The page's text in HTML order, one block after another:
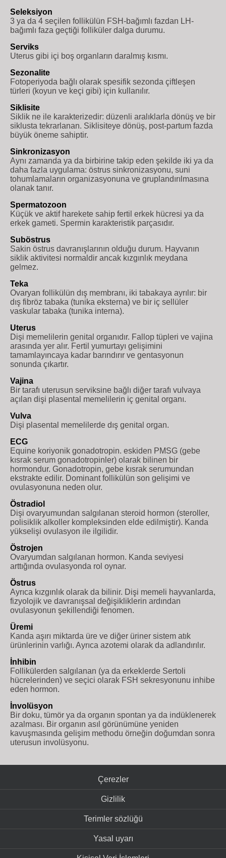
Seleksiyon
3 ya da 4 seçilen follikülün FSH-bağımlı fazdan LH-
bağımlı faza geçtiği folliküler dalga durumu.
Serviks
Uterus gibi içi boş organların daralmış kısmı.
Sezonalite
Fotoperiyoda bağlı olarak spesifik sezonda çiftleşen
türleri (koyun ve keçi gibi) için kullanılır.
Siklisite
Siklik ne ile karakterizedir: düzenli aralıklarla dönüş ve bir
siklusta tekrarlanan. Siklisiteye dönüş, post-partum fazda
büyük öneme sahiptir.
Sinkronizasyon
Aynı zamanda ya da birbirine takip eden şekilde iki ya da
daha fazla uygulama: östrus sinkronizasyonu, suni
tohumlamaların organizasyonuna ve gruplandırılmasına
olanak tanır.
Spermatozoon
Küçük ve aktif harekete sahip fertil erkek hücresi ya da
erkek gameti. Spermin karakteristik parçasıdır.
Suböstrus
Sakin östrus davranışlarının olduğu durum. Hayvanın
siklik aktivitesi normaldir ancak kızgınlık meydana
gelmez.
Teka
Ovaryan follikülün dış membranı, iki tabakaya ayrılır: bir
dış fibröz tabaka (tunika eksterna) ve bir iç sellüler
vaskular tabaka (tunika interna).
Uterus
Dişi memelilerin genital organıdır. Fallop tüpleri ve vajina
arasında yer alır. Fertil yumurtayı gelişimini
tamamlayıncaya kadar barındırır ve gentasyonun
sonunda çıkartır.
Vajina
Bir tarafı uterusun serviksine bağlı diğer tarafı vulvaya
açılan dişi plasental memelilerin iç genital organı.
Vulva
Dişi plasental memelilerde dış genital organ.
ECG
Equine koriyonik gonadotropin. eskiden PMSG (gebe
kısrak serum gonadotropinler) olarak bilinen bir
hormondur. Gonadotropin, gebe kısrak serumundan
ekstrakte edilir. Dominant follikülün son gelişimi ve
ovulasyonuna neden olur.
Östradiol
Dişi ovaryumundan salgılanan steroid hormon (steroller,
polisiklik alkoller kompleksinden elde edilmiştir). Kanda
yükselişi ovulasyon ile ilgilidir.
Östrojen
Ovaryumdan salgılanan hormon. Kanda seviyesi
arttığında ovulasyonda rol oynar.
Östrus
Ayrıca kızgınlık olarak da bilinir. Dişi memeli hayvanlarda,
fizyolojik ve davranışsal değişikliklerin ardından
ovulasyonun şekillendiği fenomen.
Üremi
Kanda aşırı miktarda üre ve diğer üriner sistem atık
ürünlerinin varlığı. Ayrıca azotemi olarak da adlandırılır.
İnhibin
Follikülerden salgılanan (ya da erkeklerde Sertoli
hücrelerinden) ve seçici olarak FSH sekresyonunu inhibe
eden hormon.
İnvolüsyon
Bir doku, tümör ya da organın spontan ya da indüklenerek
azalması. Bir organın asıl görünümüne yeniden
kavuşmasında gelişim methodu örneğin doğumdan sonra
uterusun involüsyonu.
Çerezler
Gizlilik
Terimler sözlüğü
Yasal uyarı